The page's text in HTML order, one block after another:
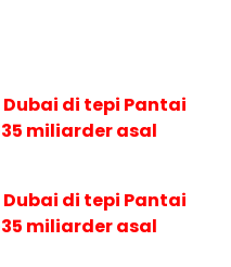
di tepi Pantai
miliarder asal
di tepi Pantai
miliarder asal